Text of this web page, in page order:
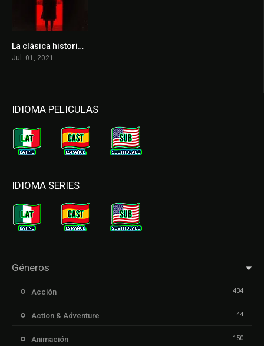
5.7
La clásica historia de terror
Jul. 01, 2021
IDIOMA PELICULAS
IDIOMA SERIES
Géneros
Acción 434
Action & Adventure 44
Animación 150